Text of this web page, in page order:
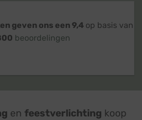
geven ons een 9,4 op basis van
beoordelingen
en feestverlichting koop